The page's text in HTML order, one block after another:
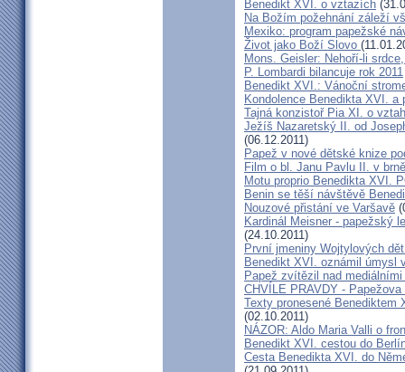
Benedikt XVI. o vztazích
Na Božím požehnání záleží
Mexiko: program papežské
Život jako Boží Slovo
Mons. Geisler: Nehoří-li
P. Lombardi bilancuje rok 2011
Benedikt XVI.: Vánoční
Kondolence Benedikta XVI.
Tajná konzistoř Pia XI. o
Ježíš Nazaretský II. od
(06.12.2011)
Papež v nové dětské knize
Film o bl. Janu Pavlu II. v
Motu proprio Benedikta XVI.
Benin se těší návštěvě
Nouzové přistání ve Varšavě
Kardinál Meisner - papežský
(24.10.2011)
První jmeniny Wojtylových
Benedikt XVI. oznámil úmysl
Papež zvítězil nad
CHVÍLE PRAVDY -
Texty pronesené Benediktem
(02.10.2011)
NÁZOR: Aldo Maria Valli o
Benedikt XVI. cestou do
Cesta Benedikta XVI. do